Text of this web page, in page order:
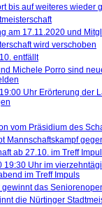
bis auf weiteres wieder
am 17.11.2020 und
wird verschoben
entfällt
Michele Porro sind
Uhr Erörterung der
vom Präsidium des
Mannschaftskampf
ab 27.10. im Treff
19:30 Uhr im
im Treff Impuls
gewinnt das
die Nürtinger